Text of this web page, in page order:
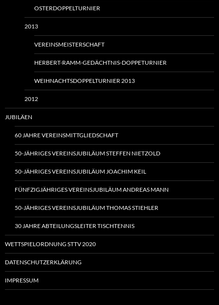
OSTERDOPPELTURNIER
2013
VEREINSMEISTERSCHAFT
HERBERT-RAMM-GEDÄCHTNIS-DOPPETURNIER
WEIHNACHTSDOPPELTURNIER 2013
2012
JUBILÄEN
60 JAHRE VEREINSMITTGLIEDSCHAFT
50-JÄHRIGES VEREINSJUBILÄUM STEFFEN NIETZOLD
50-JÄHRIGES VEREINSJUBILÄUM JOACHIM KEIL
FÜNFZIGJÄHRIGES VEREINSJUBILÄUM ANDREAS MANN
50-JÄHRIGES VEREINSJUBILÄUM THOMAS STIEHLER
30 JAHRE ABTEILUNGSLEITER TISCHTENNIS
WETTSPIELORDNUNG STTV 2020
DATENSCHUTZERKLÄRUNG
IMPRESSUM